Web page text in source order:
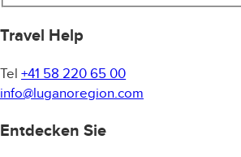
schafft ein perfektes Gleichgewicht
Vom Empfang bis zum letzten Gang
unvergessliches Erlebnis zu schaffen
Travel Help
Tel+41 58 220 65 00
info@luganoregion.com
Entdecken Sie